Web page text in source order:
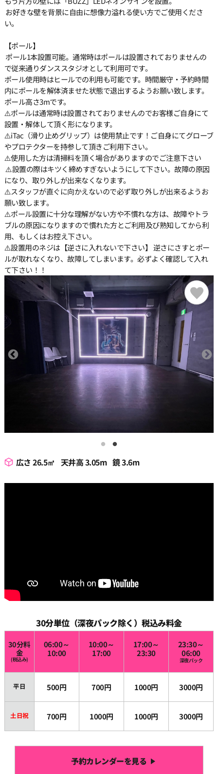
お好きな壁を背景に自由に想像力溢れる使い方でご使用くださ
い。
【ポール】
ポール1本設置可能。通常時はポールは設置されておりませんの
で従来通りダンススタジオとして利用可です。
ポール使用時はヒールでの利用も可能です。時間厳守・予約時間
内にポールを解体済ませた状態で退出するようお願い致します。
ポール高さ3mです。
⚠️ポールは通常時は設置されておりませんのでお客様ご自身にて
設置・解体して頂く形になります。
⚠️iTac（滑り止めグリップ）は使用禁止です！ご自身にてグローブ
やプロテクターを持参して頂きご利用下さい。
⚠️使用した方は清掃料を頂く場合がありますのでご注意下さい
⚠️設置の際はキツく締めすぎないようにして下さい。故障の原因
になり、取り外しが出来なくなります。
⚠️スタッフが直ぐに向かえないので必ず取り外しが出来るようお
願い致します。
⚠️ポール設置に十分な理解がない方や不慣れな方は、故障やトラ
ブルの原因になりますので慣れた方とご利用及び熟知してから利
用、もしくはお控え下さい。
⚠️設置用のネジは【逆さに入れないで下さい】 逆さにさすとポー
ルが取れなくなり、故障してしまいます。必ずよく確認して入れ
て下さい！！
広さ 26.5㎡ 天井高 3.05m 鏡 3.6m
30分単位（深夜パック除く）税込み料金
30分料
金
(税込み)
06:00～
10:00
10:00～
17:00
17:00～
23:30
23:30～
06:00
深夜パック
平日 500円 700円 1000円 3000円
土日祝 700円 1000円 1000円 3000円
予約カレンダーを見る